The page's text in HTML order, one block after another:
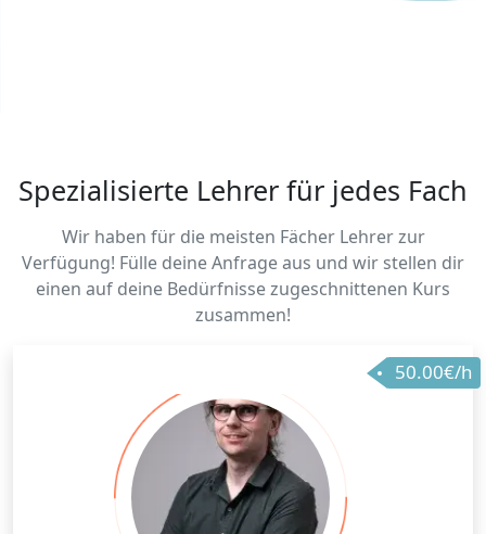
Spezialisierte Lehrer für jedes Fach
Wir haben für die meisten Fächer Lehrer zur
Verfügung! Fülle deine Anfrage aus und wir stellen dir
einen auf deine Bedürfnisse zugeschnittenen Kurs
zusammen!
50.00€/h